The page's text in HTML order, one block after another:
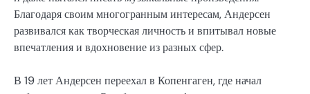
Благодаря своим многогранным интересам, Андерсен
развивался как творческая личность и впитывал новые
впечатления и вдохновение из разных сфер.
В 19 лет Андерсен переехал в Копенгаген, где начал